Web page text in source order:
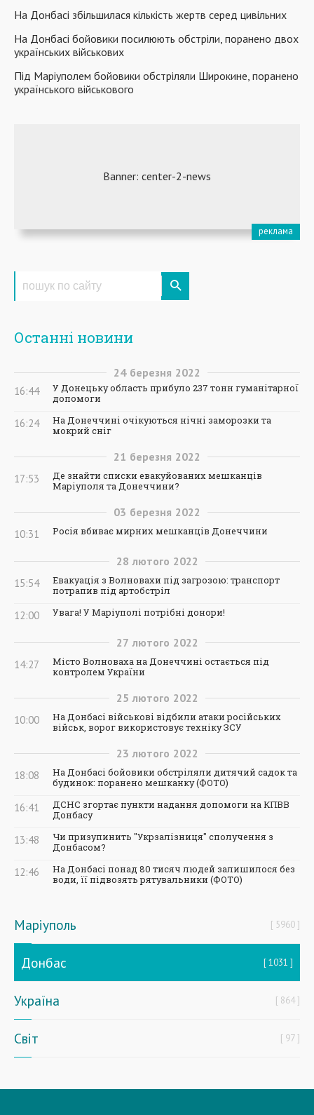
На Донбасі збільшилася кількість жертв серед цивільних
На Донбасі бойовики посилюють обстріли, поранено двох
українських військових
Під Маріуполем бойовики обстріляли Широкине, поранено
українського військового
Останні новини
24 березня 2022
16:44
У Донецьку область прибуло 237 тонн гуманітарної
допомоги
16:24
На Донеччині очікуються нічні заморозки та
мокрий сніг
21 березня 2022
17:53
Де знайти списки евакуйованих мешканців
Маріуполя та Донеччини?
03 березня 2022
10:31 Росія вбиває мирних мешканців Донеччини
28 лютого 2022
15:54
Евакуація з Волновахи під загрозою: транспорт
потрапив під артобстріл
12:00 Увага! У Маріуполі потрібні донори!
27 лютого 2022
14:27
Місто Волноваха на Донеччині остається під
контролем України
25 лютого 2022
10:00
На Донбасі військові відбили атаки російських
військ, ворог використовує техніку ЗСУ
23 лютого 2022
18:08
На Донбасі бойовики обстріляли дитячий садок та
будинок: поранено мешканку (ФОТО)
16:41
ДСНС згортає пункти надання допомоги на КПВВ
Донбасу
13:48
Чи призупинить "Укрзалізниця" сполучення з
Донбасом?
12:46
На Донбасі понад 80 тисяч людей залишилося без
води, її підвозять рятувальники (ФОТО)
Маріуполь 5960
Донбас 1031
Україна 864
Світ 97